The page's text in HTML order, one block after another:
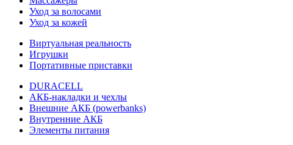
Уход за волосами
Уход за кожей
Виртуальная реальность
Игрушки
Портативные приставки
DURACELL
АКБ-накладки и чехлы
Внешние АКБ (powerbanks)
Внутренние АКБ
Элементы питания